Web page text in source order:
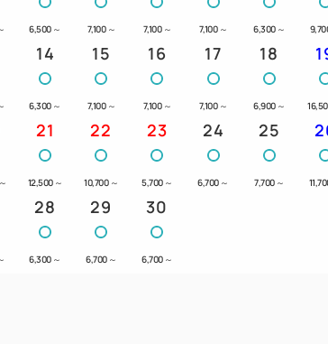
エール・・・車で15分
・・・★・・・・・・・・★・・・・・・・
・・・★
6,500 ～ 7,100 ～ 7,100 ～ 7,100 ～ 6,300 ～
14
6,300 ～
15
7,100 ～
16
7,100 ～
17
7,100 ～
18
6,900 ～
～
21
12,500 ～
22
10,700 ～
23
5,700 ～
24
6,700 ～
25
7,700 ～
28
6,300 ～
29
6,700 ～
30
6,700 ～